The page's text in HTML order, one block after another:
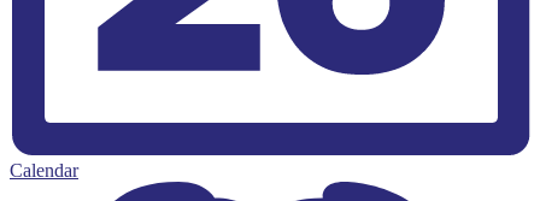
Calendar